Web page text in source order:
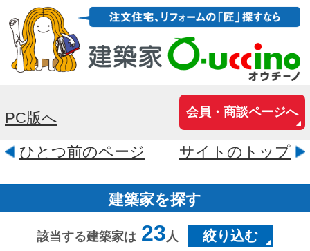
ひとつ前のページ サイトのトップ
建築家を探す
福岡県福岡市中央区大名1-1-3石井